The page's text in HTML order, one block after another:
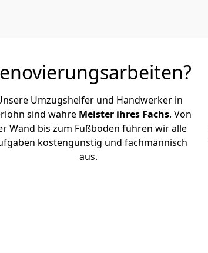
Umzugshelfer und Handwerker in
sind wahre Meister ihres Fachs. Von
Wand bis zum Fußboden führen wir alle
kostengünstig und fachmännisch
aus.